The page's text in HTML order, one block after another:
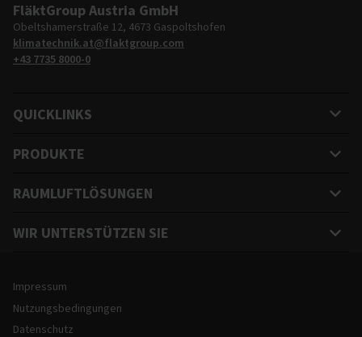
FläktGroup Austria GmbH
Obeltshamerstraße 12, 4673 Gaspoltshofen
klimatechnik.at@flaktgroup.com
+43 7735 8000-0
QUICKLINKS
PRODUKTE
RAUMLUFTLÖSUNGEN
WIR UNTERSTÜTZEN SIE
Rechtliche Hinweise und Informationen zur Website
Impressum
Nutzungsbedingungen
Datenschutz